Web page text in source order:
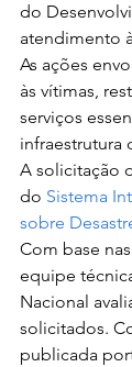
do
atendimento
As ações
às vítimas,
serviços
infraestrutura
A solicitação
do Sistema
sobre
Com base
equipe
Nacional
solicitados.
publicada